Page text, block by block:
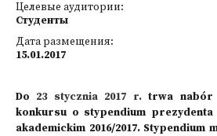
Целевые аудитории:
Студенты
Дата размещения:
15.01.2017
Do 23 stycznia 2017 r.trwa nabór
konkursu o stypendium
akademickim 2016/2017. Stypendium